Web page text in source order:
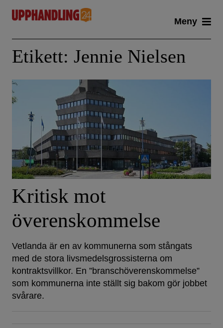
content
Meny
Etikett: Jennie Nielsen
Kritisk mot
överenskommelse
Vetlanda är en av kommunerna som stångats
med de stora livsmedelsgrossisterna om
kontraktsvillkor. En ”branschöverenskommelse”
som kommunerna inte ställt sig bakom gör jobbet
svårare.